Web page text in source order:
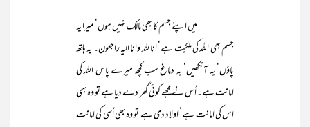
میں اپنے جسم کا بھی مالک نہیں ہوں‘ میرا یہ
جسم بھی اللہ کی ملکیت ہے‘ انا للہ وانا الیہ راجعون۔ یہ ہاتھ
پاؤں‘ یہ آنکھیں‘ یہ دماغ سب کچھ میرے پاس اللہ کی
امانت ہے۔ اُس نے مجھے کوئی گھر دے دیا ہے تو وہ بھی
اس کی امانت ہے‘ اولاد دی ہے تو وہ بھی اُسی کی امانت